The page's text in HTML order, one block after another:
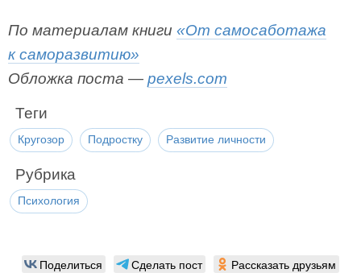
По материалам книги «От самосаботажа
к саморазвитию»
Обложка поста — pexels.com
Теги
Кругозор Подростку Развитие личности
Рубрика
Психология
Поделиться Сделать пост Рассказать друзьям